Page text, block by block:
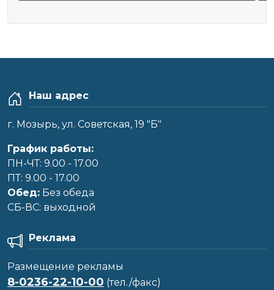
Наш адрес
г. Мозырь, ул. Советская, 19 "Б"
График работы:
ПН-ЧТ: 9.00 - 17.00
ПТ: 9.00 - 17.00
Обед: Без обеда
CБ-ВС: выходной
Реклама
Размещение рекламы
8-0236-22-10-00 (тел./факс)